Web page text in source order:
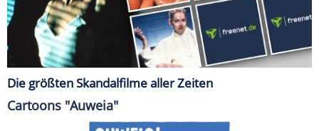
Die größten Skandalfilme aller Zeiten
Cartoons "Auweia"